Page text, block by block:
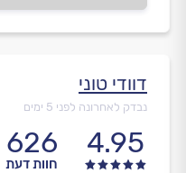
דוודי טוני
נבדק לאחרונה לפני 5 ימים
4.95
626
חוות דעת